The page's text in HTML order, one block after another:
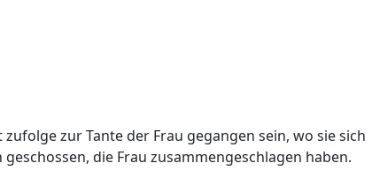
zur Tante der Frau gegangen sein, wo sie sich
die Frau zusammengeschlagen haben.